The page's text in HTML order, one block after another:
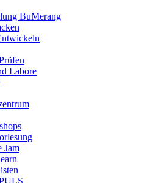
BuMerang
Labore
Jam